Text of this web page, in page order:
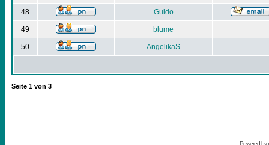
48 Guido
49 blume
50 AngelikaS
Seite 1 von 3
Powered by